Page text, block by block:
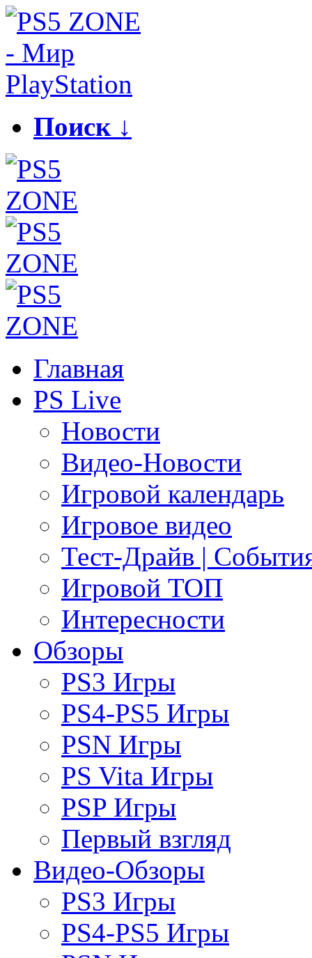
Поиск ↓
Главная
PS Live
Новости
Видео-Новости
Игровой календарь
Игровое видео
Тест-Драйв |
Игровой ТОП
Интересности
Обзоры
PS3 Игры
PS4-PS5 Игры
PSN Игры
PS Vita Игры
PSP Игры
Первый взгляд
Видео-Обзоры
PS3 Игры
PS4-PS5 Игры